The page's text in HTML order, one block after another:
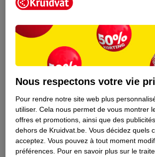
Kruidvat Sérum Pour
Les Cils Lash Booster
3ml
9 .99
85
Essence
Cils
4ml
4 .
99
Nous respectons votre vie
Pour rendre notre site web plus
utiliser. Cela nous permet de vous montrer
offres et promotions, ainsi que des
dehors de Kruidvat.be. Vous décidez quels
acceptez. Vous pouvez à tout moment
préférences. Pour en savoir plus sur le